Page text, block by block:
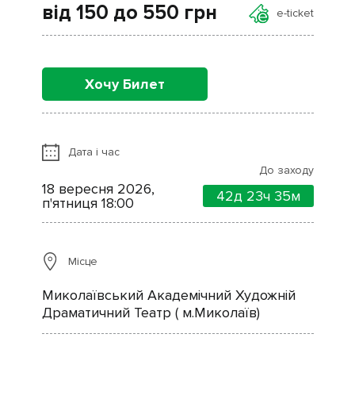
від 150 до 550 грн e-ticket
Хочу Билет
Дата і час
До заходу
18 вересня 2026,
п'ятниця 18:00
42д 23ч 35м
Місце
Миколаївський Академічний Художній
Драматичний Театр ( м.Миколаїв)